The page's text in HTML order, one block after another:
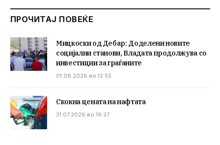
ПРОЧИТАЈ ПОВЕЌЕ
Мицкоски од Дебар: Доделени новите
социјални станови, Владата продолжува со
инвестиции за граѓаните
01.08.2026 во 12:55
Скокна цената на нафтата
31.07.2026 во 19:37